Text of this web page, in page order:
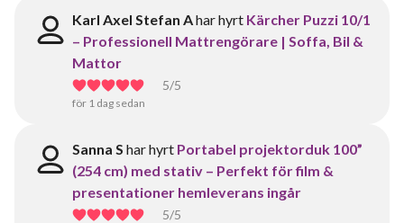
Karl Axel Stefan Ahar hyrt Kärcher Puzzi 10/1
– Professionell Mattrengörare | Soffa, Bil &
Mattor
5/5
för 1 dag sedan
Sanna S har hyrt Portabel projektorduk 100”
(254 cm) med stativ – Perfekt för film &
presentationer hemleverans ingår
5/5